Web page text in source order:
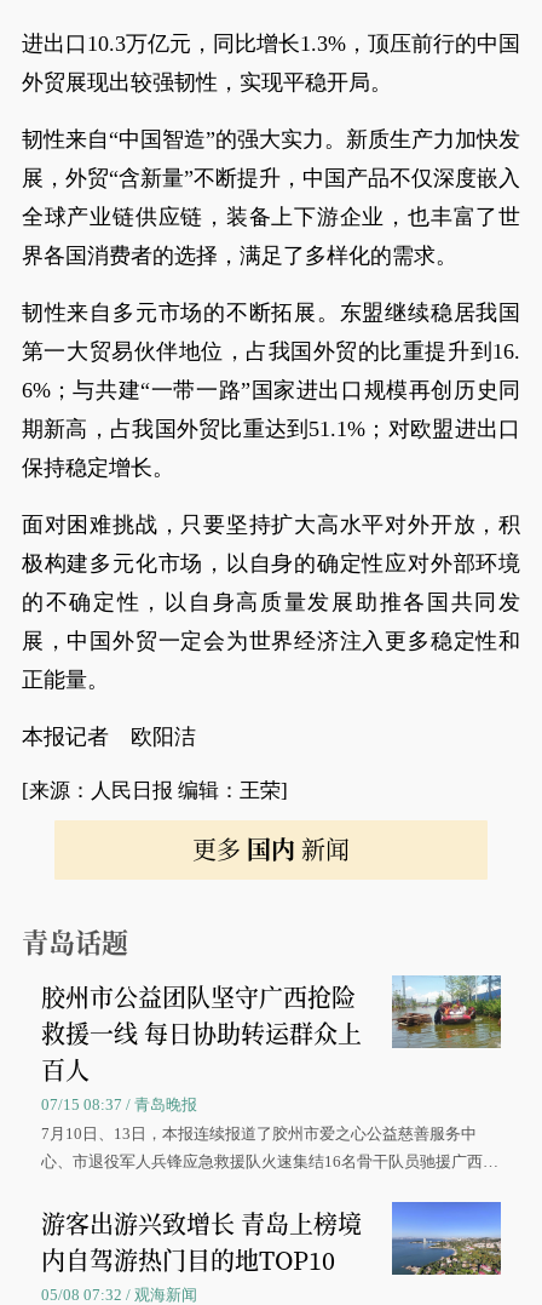
进出口10.3万亿元，同比增长1.3%，顶压前行的中国
外贸展现出较强韧性，实现平稳开局。
韧性来自“中国智造”的强大实力。新质生产力加快发
展，外贸“含新量”不断提升，中国产品不仅深度嵌入
全球产业链供应链，装备上下游企业，也丰富了世
界各国消费者的选择，满足了多样化的需求。
韧性来自多元市场的不断拓展。东盟继续稳居我国
第一大贸易伙伴地位，占我国外贸的比重提升到16.
6%；与共建“一带一路”国家进出口规模再创历史同
期新高，占我国外贸比重达到51.1%；对欧盟进出口
保持稳定增长。
面对困难挑战，只要坚持扩大高水平对外开放，积
极构建多元化市场，以自身的确定性应对外部环境
的不确定性，以自身高质量发展助推各国共同发
展，中国外贸一定会为世界经济注入更多稳定性和
正能量。
本报记者 欧阳洁
[来源：人民日报 编辑：王荣]
更多 国内 新闻
青岛话题
胶州市公益团队坚守广西抢险
救援一线 每日协助转运群众上
百人
07/15 08:37 / 青岛晚报
7月10日、13日，本报连续报道了胶州市爱之心公益慈善服务中
心、市退役军人兵锋应急救援队火速集结16名骨干队员驰援广西灾
游客出游兴致增长 青岛上榜境
内自驾游热门目的地TOP10
05/08 07:32 / 观海新闻